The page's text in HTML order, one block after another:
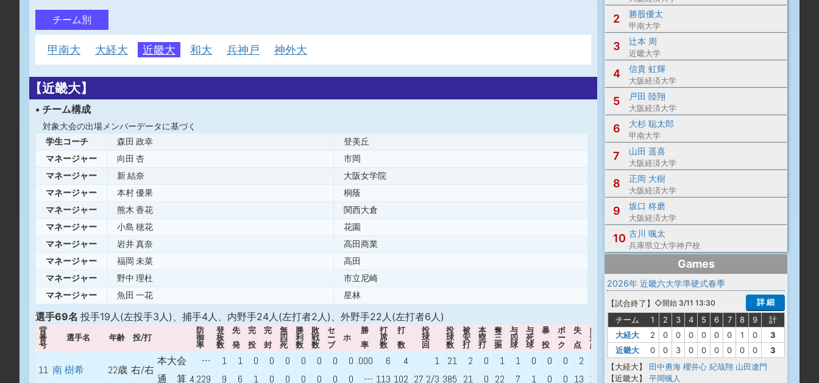
チーム別
甲南大 大経大 近畿大 和大 兵神戸 神外大
【近畿大】
• チーム構成
対象大会の出場メンバーデータに基づく
学生コーチ 森田 政幸
登美丘
マネージャー
向田 杏
市岡
マネージャー
新 結奈
大阪女学院
マネージャー
本村 優果
桐蔭
マネージャー
熊木 香花
関西大倉
マネージャー
小島 穂花
花園
マネージャー
岩井 真奈
高田商業
マネージャー
福岡 未菜
高田
マネージャー
野中 理杜
市立尼崎
マネージャー
魚田 一花 星林
選手69名 投手19人(左投手3人)、捕手4人、内野手24人(左打者2人)、外野手22人(左打者6人)
背
番
号
選手名 年齢 投/打
防
御
率
登
板
数
先
発
完
投
完
封
無
四
死
勝
利
数
敗
戦
数
セ
ー
ブ
ホ
勝
率
打
席
数
打
数
投
球
回
投
球
数
被
安
打
本
塁
打
奪
三
振
与
四
球
与
死
球
暴
投
ボ
ー
ク
失
点
自
責
点
WHIP 出身校
11 南 樹希 22歳 右/右
本大会 --- 1 1 0 0 0 0 0 0 0 .000 6 4 1 21 2 0 1 1 0 0 0 2 3.00
八尾
通 算 4.229 9 6 1 0 0 0 0 0 0 --- 113 102 27 2/3 385 21 0 22 7 1 0 0 13 13 1.01
2 勝股優太
甲南大学
3 辻本 周
近畿大学
4 信貴 虹輝
大阪経済大学
5 戸田 陸翔
大阪経済大学
6 大杉 聡太郎
甲南大学
7 山田 遥喜
大阪経済大学
8 正岡 大樹
大阪経済大学
9 坂口 柊磨
大阪経済大学
10 古川 颯太
兵庫県立大学神戸校
Games
2026年 近畿六大学準硬式春季
【試合終了 】 ◇開始 3/11 13:30
詳 細
チーム
1 2 3 4 5 6 7 8 9
計
大経大
2 0 0 0 0 0 0 1 0
3
近畿大
0 0 3 0 0 0 0 0 0
3
【大経大】
田中勇海 櫻井心 紀哉翔 山田遼門
【近畿大】
平岡颯人